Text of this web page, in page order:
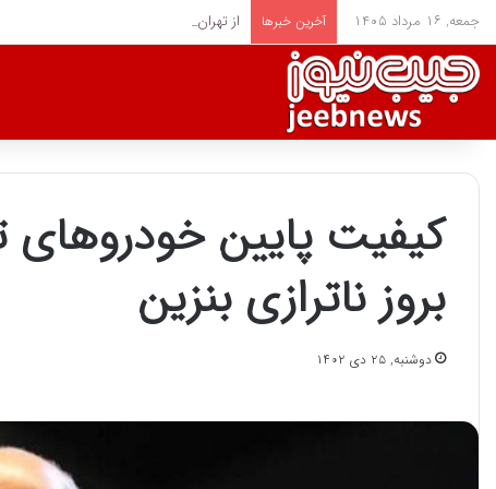
جمعه, ۱۶ مرداد ۱۴۰۵ آخرین خبرها از تهران تا جام جهانی؛ مقایسه پاداش قلعه
کیفیت پایین خودروهای
بروز ناترازی بنزین
دوشنبه, ۲۵ دی ۱۴۰۲